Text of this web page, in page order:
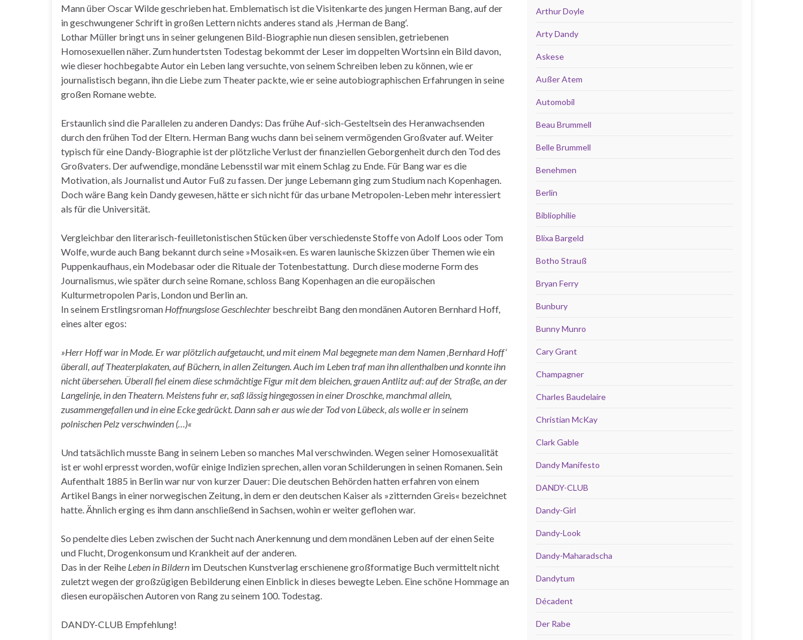
Mann über Oscar Wilde geschrieben hat. Emblematisch ist die Visitenkarte des jungen Herman Bang, auf der
in geschwungener Schrift in großen Lettern nichts anderes stand als ‚Herman de Bang‘.
Lothar Müller bringt uns in seiner gelungenen Bild-Biographie nun diesen sensiblen, getriebenen
Homosexuellen näher. Zum hundertsten Todestag bekommt der Leser im doppelten Wortsinn ein Bild davon,
wie dieser hochbegabte Autor ein Leben lang versuchte, von seinem Schreiben leben zu können, wie er
journalistisch begann, ihn die Liebe zum Theater packte, wie er seine autobiographischen Erfahrungen in seine
großen Romane webte.
Erstaunlich sind die Parallelen zu anderen Dandys: Das frühe Auf-sich-Gesteltsein des Heranwachsenden
durch den frühen Tod der Eltern. Herman Bang wuchs dann bei seinem vermögenden Großvater auf. Weiter
typisch für eine Dandy-Biographie ist der plötzliche Verlust der finanziellen Geborgenheit durch den Tod des
Großvaters. Der aufwendige, mondäne Lebensstil war mit einem Schlag zu Ende. Für Bang war es die
Motivation, als Journalist und Autor Fuß zu fassen. Der junge Lebemann ging zum Studium nach Kopenhagen.
Doch wäre Bang kein Dandy gewesen, hätte er sich nicht für das urbane Metropolen-Leben mehr interessiert
als für die Universität.
Vergleichbar den literarisch-feuilletonistischen Stücken über verschiedenste Stoffe von Adolf Loos oder Tom
Wolfe, wurde auch Bang bekannt durch seine »Mosaik«en. Es waren launische Skizzen über Themen wie ein
Puppenkaufhaus, ein Modebasar oder die Rituale der Totenbestattung. Durch diese moderne Form des
Journalismus, wie später durch seine Romane, schloss Bang Kopenhagen an die europäischen
Kulturmetropolen Paris, London und Berlin an.
In seinem Erstlingsroman Hoffnungslose Geschlechter beschreibt Bang den mondänen Autoren Bernhard Hoff,
eines alter egos:
»Herr Hoff war in Mode. Er war plötzlich aufgetaucht, und mit einem Mal begegnete man dem Namen ‚Bernhard Hoff‘
überall, auf Theaterplakaten, auf Büchern, in allen Zeitungen. Auch im Leben traf man ihn allenthalben und konnte ihn
nicht übersehen. Überall fiel einem diese schmächtige Figur mit dem bleichen, grauen Antlitz auf: auf der Straße, an der
Langelinje, in den Theatern. Meistens fuhr er, saß lässig hingegossen in einer Droschke, manchmal allein,
zusammengefallen und in eine Ecke gedrückt. Dann sah er aus wie der Tod von Lübeck, als wolle er in seinem
polnischen Pelz verschwinden (…)«
Und tatsächlich musste Bang in seinem Leben so manches Mal verschwinden. Wegen seiner Homosexualität
ist er wohl erpresst worden, wofür einige Indizien sprechen, allen voran Schilderungen in seinen Romanen. Sein
Aufenthalt 1885 in Berlin war nur von kurzer Dauer: Die deutschen Behörden hatten erfahren von einem
Artikel Bangs in einer norwegischen Zeitung, in dem er den deutschen Kaiser als »zitternden Greis« bezeichnet
hatte. Ähnlich erging es ihm dann anschließend in Sachsen, wohin er weiter geflohen war.
So pendelte dies Leben zwischen der Sucht nach Anerkennung und dem mondänen Leben auf der einen Seite
und Flucht, Drogenkonsum und Krankheit auf der anderen.
Das in der Reihe Leben in Bildern im Deutschen Kunstverlag erschienene großformatige Buch vermittelt nicht
zuletzt wegen der großzügigen Bebilderung einen Einblick in dieses bewegte Leben. Eine schöne Hommage an
diesen europäischen Autoren von Rang zu seinem 100. Todestag.
DANDY-CLUB Empfehlung!
Arthur Doyle
Arty Dandy
Askese
Außer Atem
Automobil
Beau Brummell
Belle Brummell
Benehmen
Berlin
Bibliophilie
Blixa Bargeld
Botho Strauß
Bryan Ferry
Bunbury
Bunny Munro
Cary Grant
Champagner
Charles Baudelaire
Christian McKay
Clark Gable
Dandy Manifesto
DANDY-CLUB
Dandy-Girl
Dandy-Look
Dandy-Maharadscha
Dandytum
Décadent
Der Rabe